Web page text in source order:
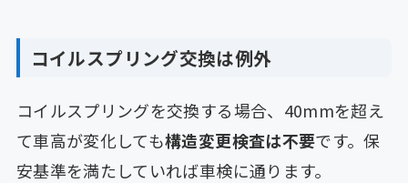
コイルスプリング交換は例外
コイルスプリングを交換する場合、40mmを超え
て車高が変化しても構造変更検査は不要です。保
安基準を満たしていれば車検に通ります。